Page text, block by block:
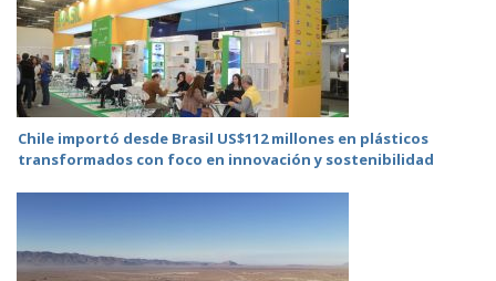
Chile importó desde Brasil US$112 millones en plásticos
transformados con foco en innovación y sostenibilidad